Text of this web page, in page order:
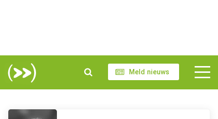
Meld nieuws